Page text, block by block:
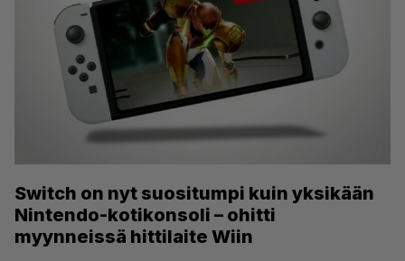
Switch on nyt suositumpi kuin yksikään
Nintendo-kotikonsoli – ohitti
myynneissä hittilaite Wiin